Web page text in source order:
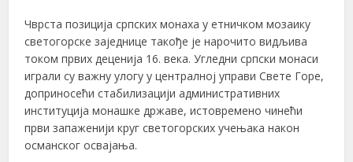
Чврста позиција српских монаха у етничком мозаику
светогорске заједнице такође је нарочито видљива
током првих деценија 16. века. Угледни српски монаси
играли су важну улогу у централној управи Свете Горе,
доприносећи стабилизацији административних
институција монашке државе, истовремено чинећи
први запаженији круг светогорских учењака након
османског освајања.